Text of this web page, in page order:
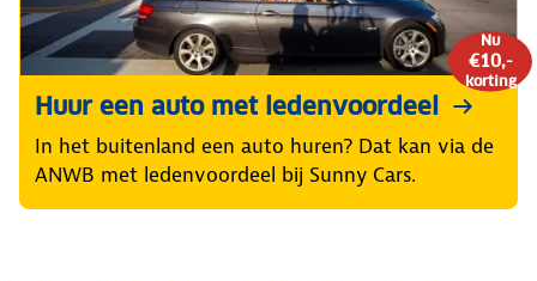
Nu
€10,-
korting
Huur een auto met ledenvoordeel
In het buitenland een auto huren? Dat kan via de
ANWB met ledenvoordeel bij Sunny Cars.